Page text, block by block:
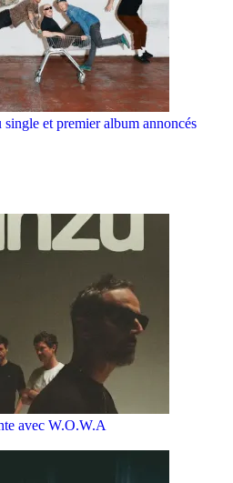
et premier album annoncés
avec W.O.W.A